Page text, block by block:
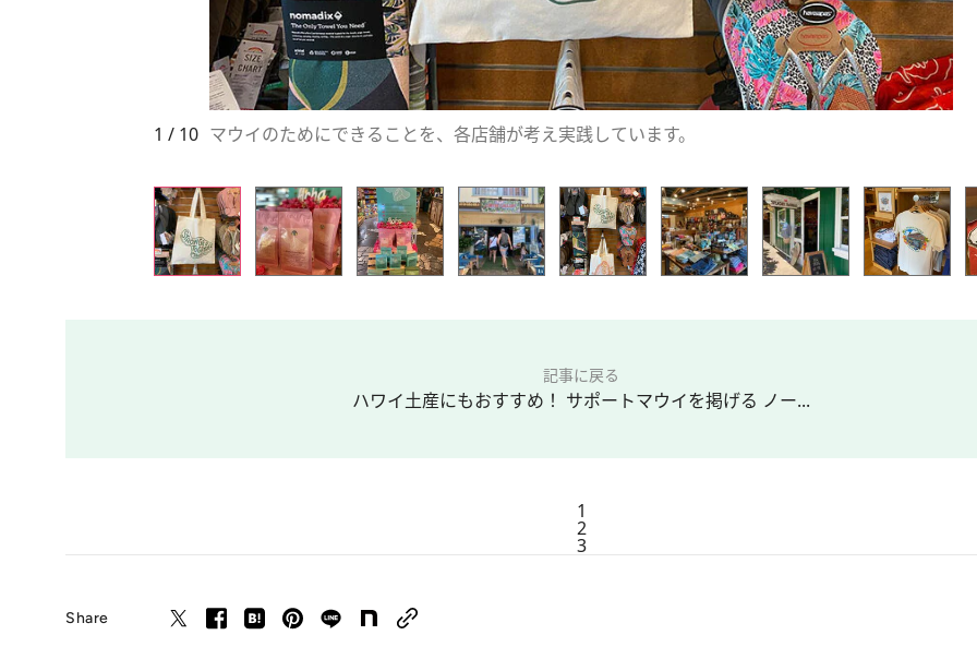
1 / 10 マウイのためにできることを、各店舗が考え実践しています。
記事に戻る
ハワイ土産にもおすすめ！ サポートマウイを掲げる ノー...
1
2
3
Share